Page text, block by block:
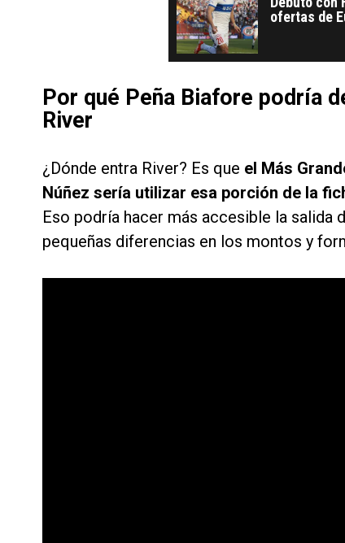
ofertas de
Por qué Peña Biafore podría
River
¿Dónde entra River? Es que el Más
Núñez sería utilizar esa porción de la
Eso podría hacer más accesible la salida
pequeñas diferencias en los montos y